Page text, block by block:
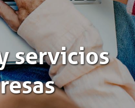
servicios